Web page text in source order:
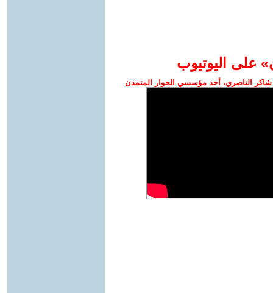
على اليوتيوب
الناصري، أحد مؤسسي الحوار المتمدن